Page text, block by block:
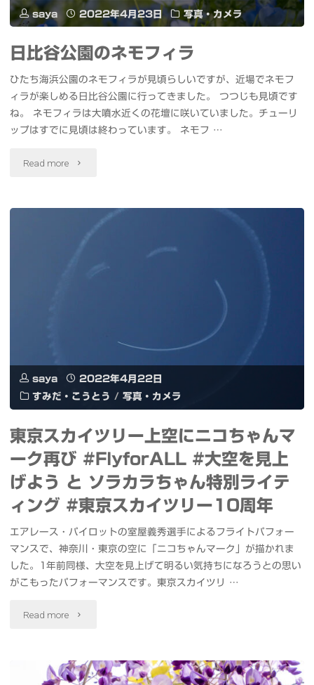
プ
で
っ
を
巻
込
ま
な
い
の
#
saya 2022年4月23日 写真・カメラ
日比谷公園のネモフィラ
ひたち海浜公園のネモフィラが見頃らしいですが、近場でネモフ
ィラが楽しめる日比谷公園に行ってきました。 つつじも見頃です
ね。 ネモフィラは大噴水近くの花壇に咲いていました。チューリ
ップはすでに見頃は終わっています。 ネモフ …
Read more "日
ラ"
saya
2022年4月22日
すみだ・こうとう / 写真・カメラ
東京スカイツリー上空にニコちゃんマ
ーク再び #FlyforALL #大空を見上
げよう と ソラカラちゃん特別ライテ
ィング #東京スカイツリー10周年
エアレース・パイロットの室屋義秀選手によるフライトパフォー
マンスで、神奈川・東京の空に「ニコちゃんマーク」が描かれま
した。1年前同様、大空を見上げて明るい気持ちになろうとの思い
がこもったパフォーマンスです。東京スカイツリ …
Read more "東
ス